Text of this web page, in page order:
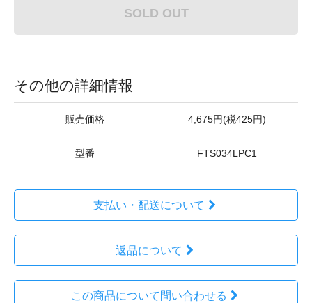
SOLD OUT
その他の詳細情報
販売価格 4,675円(税425円)
型番 FTS034LPC1
支払い・配送について
返品について
この商品について問い合わせる